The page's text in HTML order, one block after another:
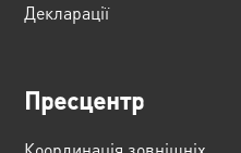
Декларації
Пресцентр